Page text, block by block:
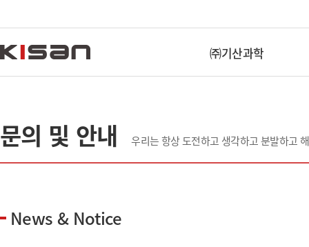
㈜기산과학
문의 및 안내 우리는 항상 도전하고 생각하고 분발하고
News & Notice